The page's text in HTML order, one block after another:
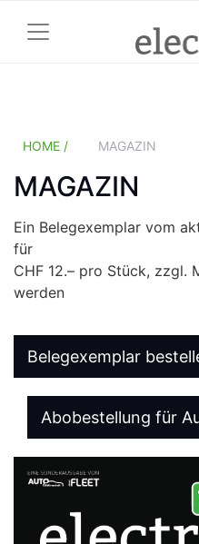
HOME / MAGAZIN
MAGAZIN
Ein Belegexemplar vom
für
CHF 12.– pro Stück, zzgl.
werden
Belegexemplar
Abobestellung für